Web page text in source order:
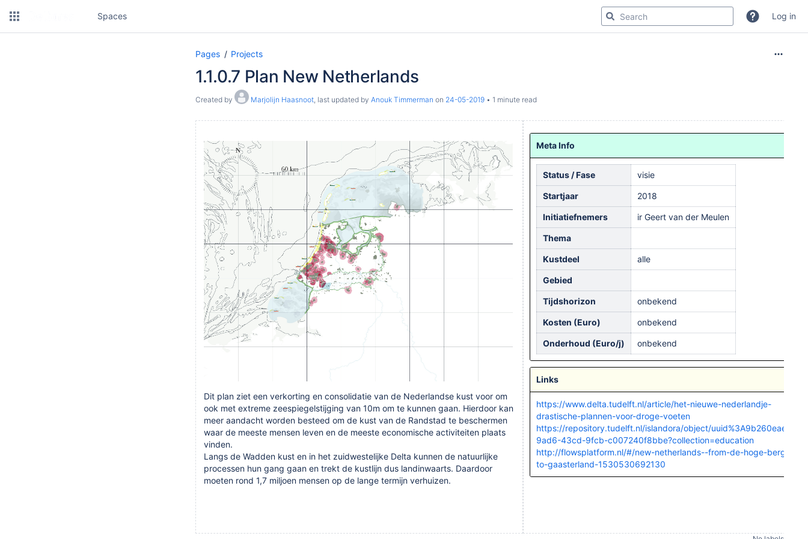
Spaces Log in
Pages Projects
1.1.0.7 Plan New Netherlands
Created by Marjolijn Haasnoot, last updated by Anouk Timmerman on 24-05-2019 1 minute read
Dit plan ziet een verkorting en consolidatie van de Nederlandse kust voor om
ook met extreme zeespiegelstijging van 10m om te kunnen gaan. Hierdoor kan
meer aandacht worden besteed om de kust van de Randstad te beschermen
waar de meeste mensen leven en de meeste economische activiteiten plaats
vinden.
Langs de Wadden kust en in het zuidwestelijke Delta kunnen de natuurlijke
processen hun gang gaan en trekt de kustlijn dus landinwaarts. Daardoor
moeten rond 1,7 miljoen mensen op de lange termijn verhuizen.
Meta Info
Status / Fase visie
Startjaar 2018
Initiatiefnemers ir Geert van der Meulen
Thema
Kustdeel alle
Gebied
Tijdshorizon onbekend
Kosten (Euro) onbekend
Onderhoud (Euro/j) onbekend
Links
https://www.delta.tudelft.nl/article/het-nieuwe-nederlandje-
drastische-plannen-voor-droge-voeten
https://repository.tudelft.nl/islandora/object/uuid%3A9b260eae-
9ad6-43cd-9fcb-c007240f8bbe?collection=education
http://flowsplatform.nl/#/new-netherlands--from-de-hoge-berg-
to-gaasterland-1530530692130